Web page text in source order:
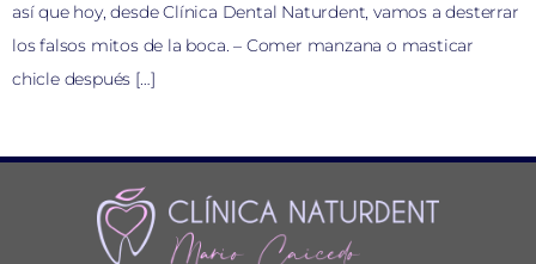
así que hoy, desde Clínica Dental Naturdent, vamos a desterrar
los falsos mitos de la boca. – Comer manzana o masticar
chicle después […]